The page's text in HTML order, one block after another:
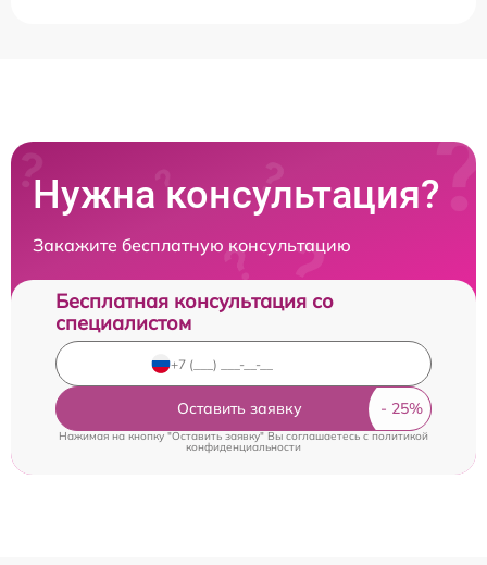
Нужна консультация?
Закажите бесплатную консультацию
Бесплатная консультация со
специалистом
Оставить заявку
Нажимая на кнопку "Оставить заявку" Вы соглашаетесь c политикой
конфиденциальности